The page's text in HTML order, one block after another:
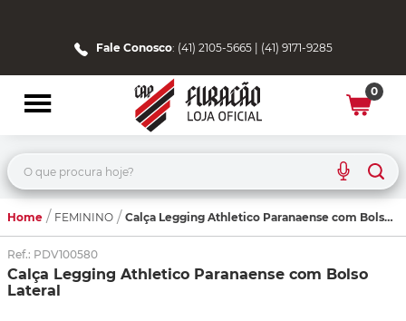
Fale Conosco: (41) 2105-5665 | (41) 9171-9285
0
O que procura hoje?
Home FEMININO Calça Legging Athletico Paranaense com Bolso Lateral
Ref.: PDV100580
Calça Legging Athletico Paranaense com Bolso
Lateral